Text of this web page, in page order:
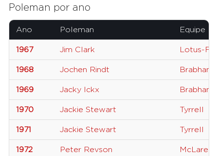
Poleman por ano
Ano Poleman Equipe
1967 Jim Clark Lotus-
1968 Jochen Rindt
1969 Jacky Ickx
1970 Jackie Stewart Tyrrell
1971 Jackie Stewart Tyrrell
1972 Peter Revson McLaren